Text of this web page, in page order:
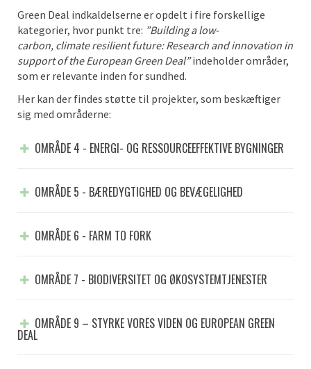
Green Deal indkaldelserne er opdelt i fire forskellige
kategorier, hvor punkt tre: ”Building a low-
carbon, climate resilientfuture: Research and innovation in
support of the European Green Deal”indeholder områder,
som er relevante inden for sundhed.
Her kan der findes støtte til projekter, som beskæftiger
sig med områderne:
OMRÅDE 4 - ENERGI- OG RESSOURCEEFFEKTIVE BYGNINGER
OMRÅDE 5 - BÆREDYGTIGHED OG BEVÆGELIGHED
OMRÅDE 6 - FARM TO FORK
OMRÅDE 7 - BIODIVERSITET OG ØKOSYSTEMTJENESTER
OMRÅDE 9 – STYRKE VORES VIDEN OG EUROPEAN GREEN
DEAL